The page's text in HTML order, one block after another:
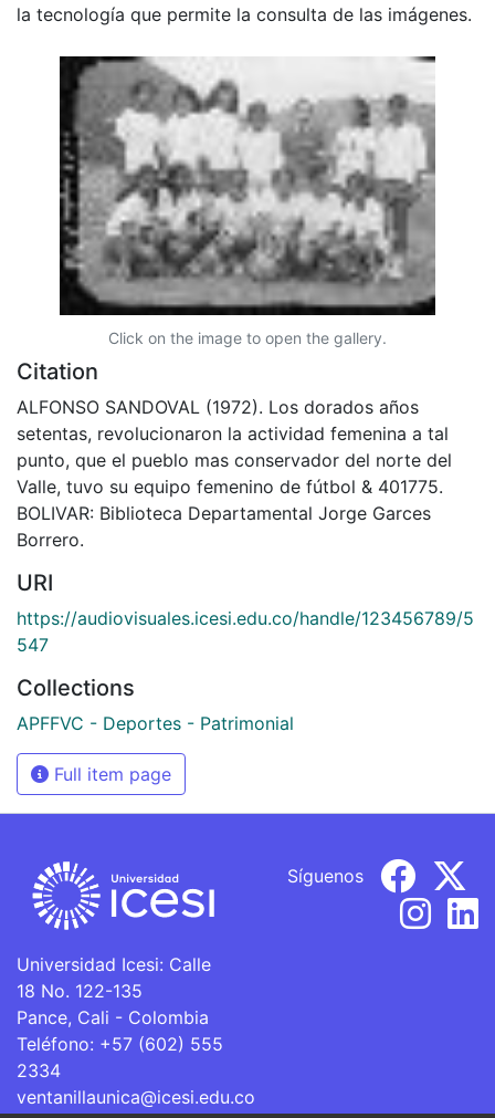
la tecnología que permite la consulta de las imágenes.
Click on the image to open the gallery.
Citation
ALFONSO SANDOVAL (1972). Los dorados años
setentas, revolucionaron la actividad femenina a tal
punto, que el pueblo mas conservador del norte del
Valle, tuvo su equipo femenino de fútbol & 401775.
BOLIVAR: Biblioteca Departamental Jorge Garces
Borrero.
URI
https://audiovisuales.icesi.edu.co/handle/123456789/5
547
Collections
APFFVC - Deportes - Patrimonial
Full item page
Universidad Icesi: Calle
18 No. 122-135
Pance, Cali - Colombia
Teléfono: +57 (602) 555
2334
ventanillaunica@icesi.edu.co
Síguenos